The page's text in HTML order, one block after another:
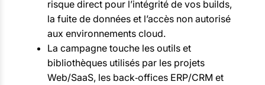
risque direct pour l’intégrité de vos builds,
la fuite de données et l’accès non autorisé
aux environnements cloud.
La campagne touche les outils et
bibliothèques utilisés par les projets
Web/SaaS, les back‑offices ERP/CRM et